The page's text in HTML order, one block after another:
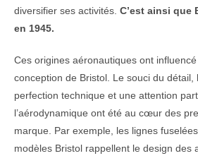
diversifier ses activités. C’est ainsi que
en 1945.
Ces origines aéronautiques ont
conception de Bristol. Le souci du détail,
perfection technique et une attention
l’aérodynamique ont été au cœur des
marque. Par exemple, les lignes
modèles Bristol rappellent le design des